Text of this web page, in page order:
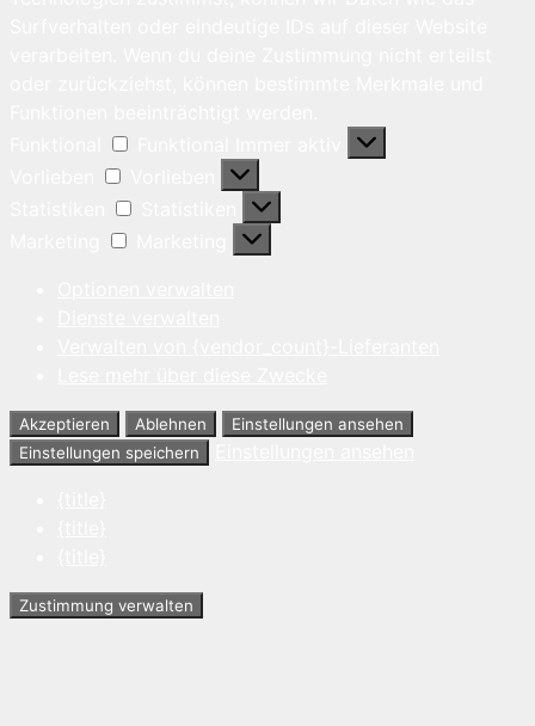
Akzeptieren Ablehnen
Einstellungen ansehen
Einstellungen speichern
Zustimmung verwalten